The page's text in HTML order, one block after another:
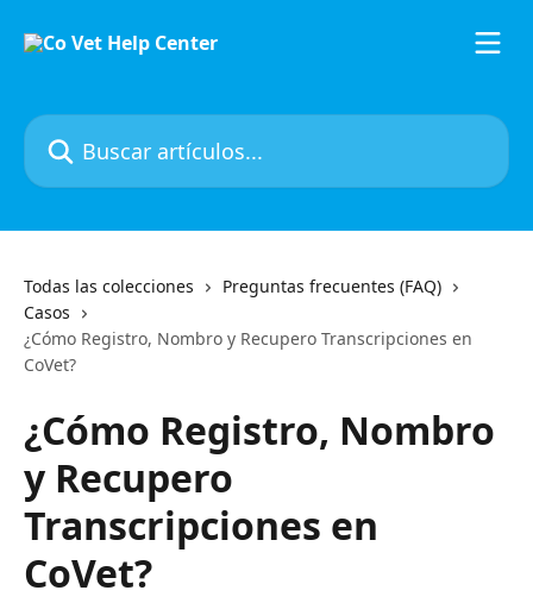
Buscar artículos...
Todas las colecciones
Preguntas frecuentes (FAQ)
Casos
¿Cómo Registro, Nombro y Recupero Transcripciones en
CoVet?
¿Cómo Registro, Nombro
y Recupero
Transcripciones en
CoVet?